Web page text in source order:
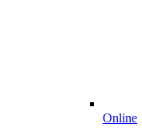
Online